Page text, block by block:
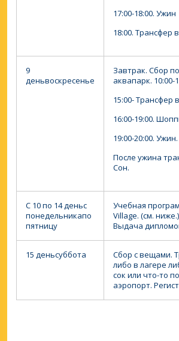
17:00-18:00. Ужин
18:00. Трансфер
9
деньвоскресенье
Завтрак. Сбор
аквапарк. 10:00-
15:00- Трансфер
16:00-19:00.
19:00-20:00. Ужин.
После ужина
Сон.
С 10 по 14 деньс
понедельникапо
пятницу
Учебная
Village. (см. ниже.)
Выдача
15 деньсуббота
Сбор с вещами.
либо в лагере
сок или что-то
аэропорт.